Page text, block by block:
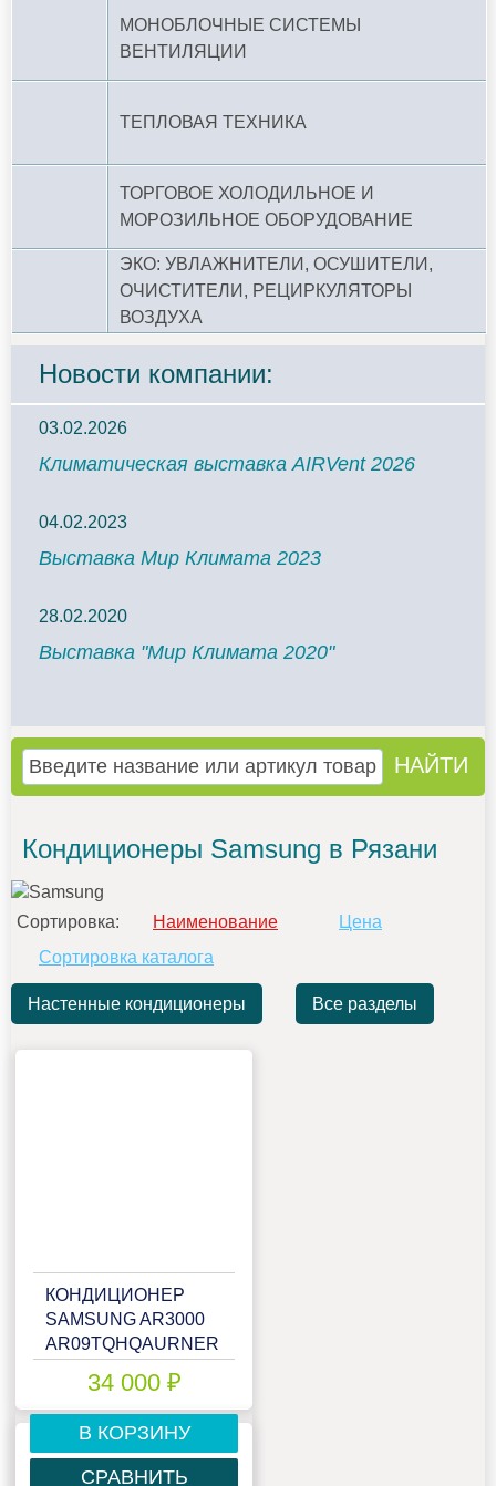
МОНОБЛОЧНЫЕ СИСТЕМЫ
ВЕНТИЛЯЦИИ
ТЕПЛОВАЯ ТЕХНИКА
ТОРГОВОЕ ХОЛОДИЛЬНОЕ И
МОРОЗИЛЬНОЕ ОБОРУДОВАНИЕ
ЭКО: УВЛАЖНИТЕЛИ, ОСУШИТЕЛИ,
ОЧИСТИТЕЛИ, РЕЦИРКУЛЯТОРЫ
ВОЗДУХА
Новости компании:
03.02.2026
Климатическая выставка AIRVent 2026
04.02.2023
Выставка Мир Климата 2023
28.02.2020
Выставка "Мир Климата 2020"
Кондиционеры Samsung в Рязани
Сортировка: Наименование
Цена
Сортировка каталога
Настенные кондиционеры Все разделы
КОНДИЦИОНЕР
SAMSUNG AR3000
AR09TQHQAURNER
34 000 ₽
В КОРЗИНУ
СРАВНИТЬ